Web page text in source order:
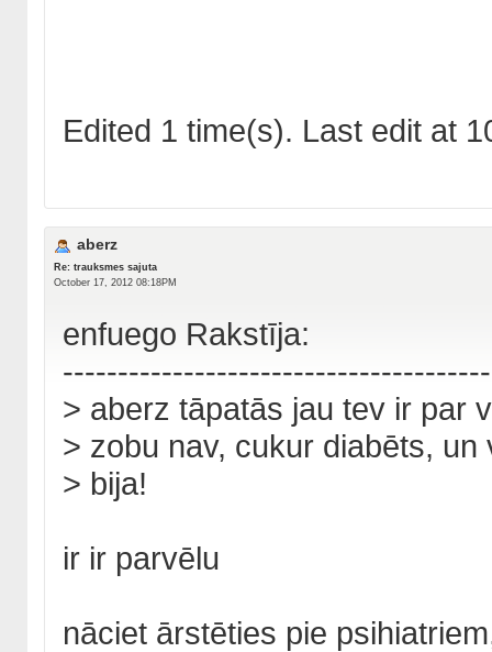
Edited 1 time(s). Last edit at
aberz
Re: trauksmes sajuta
October 17, 2012 08:18PM
enfuego Rakstīja:
> aberz tāpatās jau tev ir par
> zobu nav, cukur diabēts, un
> bija!
ir ir parvēlu
nāciet ārstēties pie